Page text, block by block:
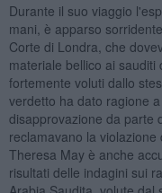
Durante il suo viaggio
mani, è apparso
Corte di Londra, che
materiale bellico ai
fortemente voluti dallo
verdetto ha dato ragione
disapprovazione da parte
reclamavano la
Theresa May è anche
risultati delle indagini sui